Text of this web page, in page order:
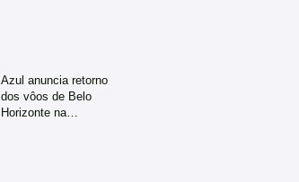
Azul anuncia retorno
dos vôos de Belo
Horizonte na